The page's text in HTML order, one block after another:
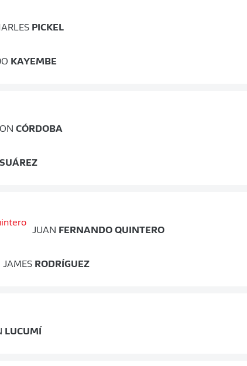
PICKEL
KAYEMBE
CÓRDOBA
SUÁREZ
JUAN FERNANDO QUINTERO
JAMES RODRÍGUEZ
LUCUMÍ